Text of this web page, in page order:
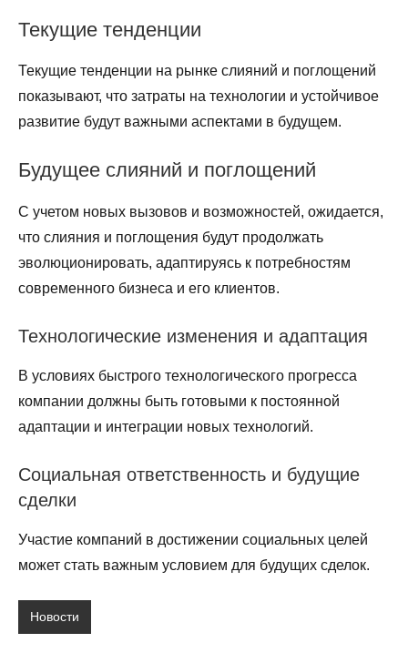
Текущие тенденции
Текущие тенденции на рынке слияний и поглощений
показывают, что затраты на технологии и устойчивое
развитие будут важными аспектами в будущем.
Будущее слияний и поглощений
С учетом новых вызовов и возможностей, ожидается,
что слияния и поглощения будут продолжать
эволюционировать, адаптируясь к потребностям
современного бизнеса и его клиентов.
Технологические изменения и адаптация
В условиях быстрого технологического прогресса
компании должны быть готовыми к постоянной
адаптации и интеграции новых технологий.
Социальная ответственность и будущие
сделки
Участие компаний в достижении социальных целей
может стать важным условием для будущих сделок.
Новости